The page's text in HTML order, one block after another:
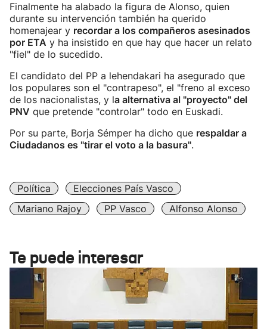
Finalmente ha alabado la figura de Alonso, quien
durante su intervención también ha querido
homenajear y recordar a los compañeros asesinados
por ETA y ha insistido en que hay que hacer un relato
"fiel" de lo sucedido.
El candidato del PP a lehendakari ha asegurado que
los populares son el "contrapeso", el "freno al exceso
de los nacionalistas, y la alternativa al "proyecto" del
PNV que pretende "controlar" todo en Euskadi.
Por su parte, Borja Sémper ha dicho que respaldar a
Ciudadanos es "tirar el voto a la basura".
Política
Elecciones País Vasco
Mariano Rajoy
PP Vasco Alfonso Alonso
Te puede interesar